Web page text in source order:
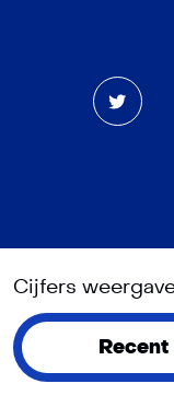
Cijfers
Recent